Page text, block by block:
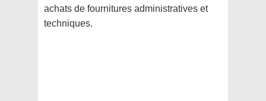
achats de fournitures administratives et
techniques.